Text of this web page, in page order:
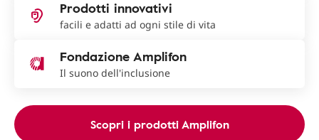
Prodotti innovativi
facili e adatti ad ogni stile di vita
Fondazione Amplifon
Il suono dell'inclusione
Scopri i prodotti Amplifon